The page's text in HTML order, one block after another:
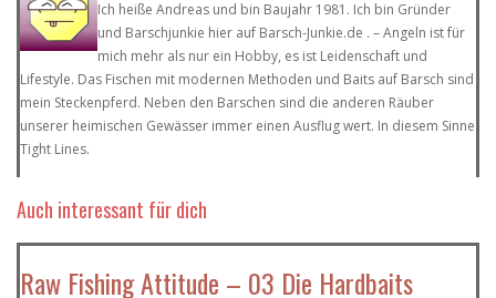
Ich heiße Andreas und bin Baujahr 1981. Ich bin Gründer
und Barschjunkie hier auf Barsch-Junkie.de . – Angeln ist für
mich mehr als nur ein Hobby, es ist Leidenschaft und
Lifestyle. Das Fischen mit modernen Methoden und Baits auf Barsch sind
mein Steckenpferd. Neben den Barschen sind die anderen Räuber
unserer heimischen Gewässer immer einen Ausflug wert. In diesem Sinne
Tight Lines.
Auch interessant für dich
Raw Fishing Attitude – 03 Die Hardbaits